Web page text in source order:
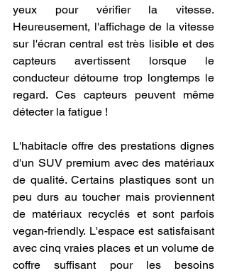
yeux pour vérifier la vitesse.
Heureusement, l'affichage de la vitesse
sur l'écran central est très lisible et des
capteurs avertissent lorsque le
conducteur détourne trop longtemps le
regard. Ces capteurs peuvent même
détecter la fatigue !
L'habitacle offre des prestations dignes
d'un SUV premium avec des matériaux
de qualité. Certains plastiques sont un
peu durs au toucher mais proviennent
de matériaux recyclés et sont parfois
vegan-friendly. L'espace est satisfaisant
avec cinq vraies places et un volume de
coffre suffisant pour les besoins